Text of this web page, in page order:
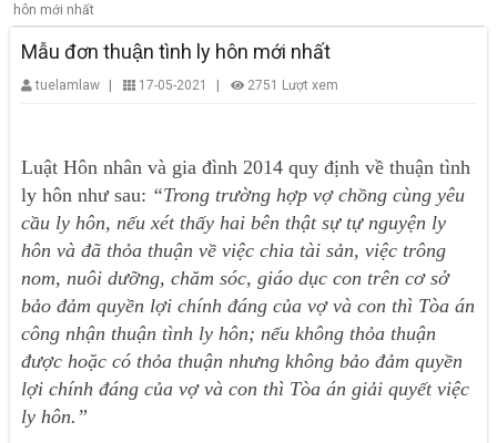
hôn mới nhất
Mẫu đơn thuận tình ly hôn mới nhất
tuelamlaw | 17-05-2021 | 2751 Lượt xem
Luật Hôn nhân và gia đình 2014 quy định về thuận tình
ly hôn như sau: “Trong trường hợp vợ chồng cùng yêu
cầu ly hôn, nếu xét thấy hai bên thật sự tự nguyện ly
hôn và đã thỏa thuận về việc chia tài sản, việc trông
nom, nuôi dưỡng, chăm sóc, giáo dục con trên cơ sở
bảo đảm quyền lợi chính đáng của vợ và con thì Tòa án
công nhận thuận tình ly hôn; nếu không thỏa thuận
được hoặc có thỏa thuận nhưng không bảo đảm quyền
lợi chính đáng của vợ và con thì Tòa án giải quyết việc
ly hôn.”